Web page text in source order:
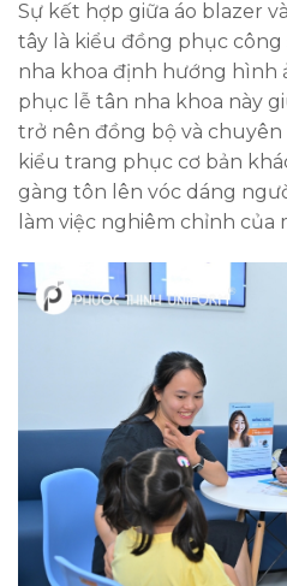
Sự kết hợp giữa áo blazer
tây là kiểu đồng phục
nha khoa định hướng hình
phục lễ tân nha khoa này
trở nên đồng bộ và chuyên
kiểu trang phục cơ bản
gàng tôn lên vóc dáng
làm việc nghiêm chỉnh của